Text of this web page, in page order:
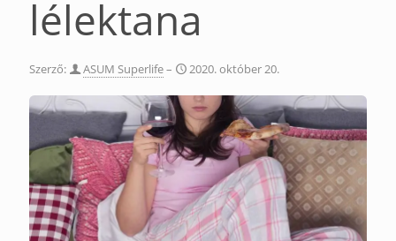
lélektana
Szerző: ASUM Superlife– 2020. október 20.